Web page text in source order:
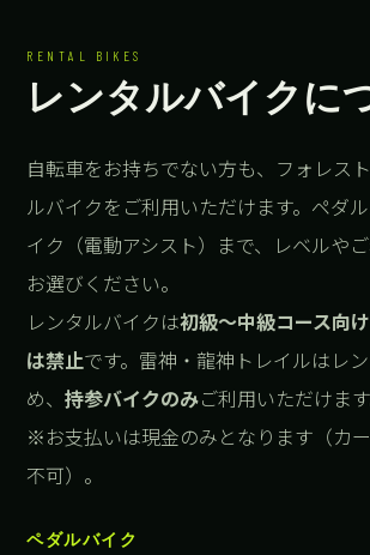
RENTAL BIKES
レンタルバイクに
自転車をお持ちでない方も、フォレス
ルバイクをご利用いただけます。ペダ
イク（電動アシスト）まで、レベルや
お選びください。
レンタルバイクは初級〜中級コース向け
は禁止です。雷神・龍神トレイルはレ
め、持参バイクのみご利用いただけます
※お支払いは現金のみとなります（カ
不可）。
ペダルバイク